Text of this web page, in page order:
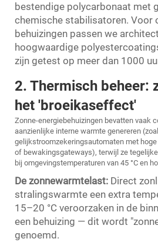
bestendige polycarbonaat met
chemische stabilisatoren. Voor
behuizingen passen we
hoogwaardige
zijn getest op meer dan 1000
2. Thermisch beheer:
het 'broeikaseffect'
Zonne-energiebehuizingen bevatten vaak
aanzienlijke interne warmte genereren
gelijkstroomzekeringsautomaten met
of bewakingsgateways), terwijl ze
bij omgevingstemperaturen van 45 °C en
De zonnewarmtelast: Direct
stralingswarmte een extra
15–20 °C veroorzaken in de
een behuizing — dit wordt
genoemd.